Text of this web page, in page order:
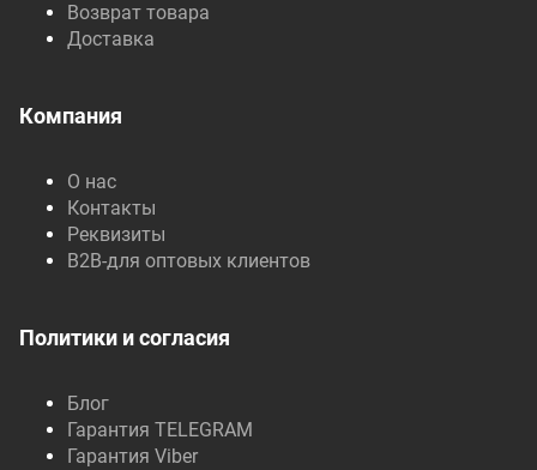
Возврат товара
Доставка
Компания
О нас
Контакты
Реквизиты
B2B-для оптовых клиентов
Политики и согласия
Блог
Гарантия TELEGRAM
Гарантия Viber